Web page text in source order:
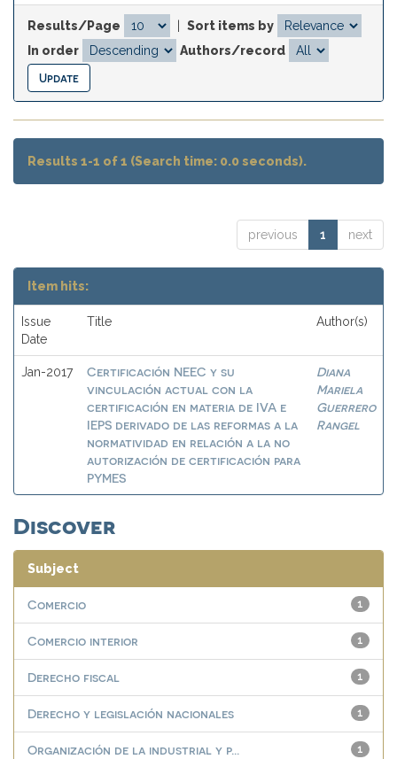
Results/Page
Sort items by
In order
Authors/record
Results 1-1 of 1 (Search time: 0.0 seconds).
previous 1 next
Item hits:
Issue
Date
Title Author(s)
Jan-2017
Certificación NEEC y su
vinculación actual con la
certificación en materia de IVA e
IEPS derivado de las reformas a la
normatividad en relación a la no
autorización de certificación para
PYMES
Diana
Mariela
Guerrero
Rangel
Discover
Subject
1
Comercio
1
Comercio interior
1
Derecho fiscal
1
Derecho y legislación nacionales
1
Organización de la industrial y p...